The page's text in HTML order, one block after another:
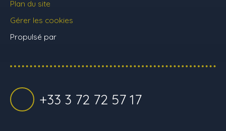
Plan du site
Gérer les cookies
Propulsé par
+33 3 72 72 57 17